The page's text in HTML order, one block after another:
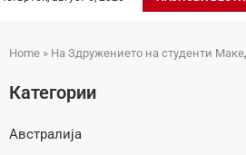
Home » На Здружението на студенти
Категории
Австралија